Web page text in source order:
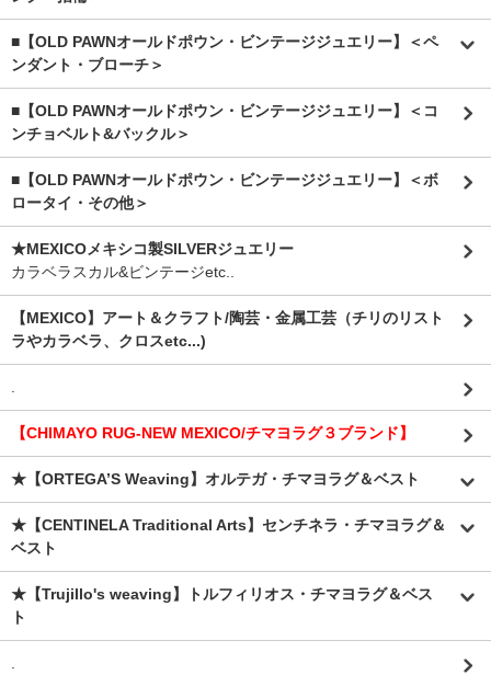
■【OLD PAWNオールドポウン・ビンテージジュエリー】＜ペ
ンダント・ブローチ＞
■【OLD PAWNオールドポウン・ビンテージジュエリー】＜コ
ンチョベルト&バックル＞
■【OLD PAWNオールドポウン・ビンテージジュエリー】＜ボ
ロータイ・その他＞
★MEXICOメキシコ製SILVERジュエリー
カラベラスカル&ビンテージetc..
【MEXICO】アート＆クラフト/陶芸・金属工芸（チリのリスト
ラやカラベラ、クロスetc...)
.
【CHIMAYO RUG-NEW MEXICO/チマヨラグ３ブランド】
★【ORTEGA’S Weaving】オルテガ・チマヨラグ＆ベスト
★【CENTINELA Traditional Arts】センチネラ・チマヨラグ＆
ベスト
★【Trujillo's weaving】トルフィリオス・チマヨラグ＆ベス
ト
.